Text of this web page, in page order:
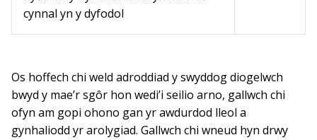
cynnal yn y dyfodol
Os hoffech chi weld adroddiad y swyddog diogelwch
bwyd y mae’r sgôr hon wedi’i seilio arno, gallwch chi
ofyn am gopi ohono gan yr awdurdod lleol a
gynhaliodd yr arolygiad. Gallwch chi wneud hyn drwy